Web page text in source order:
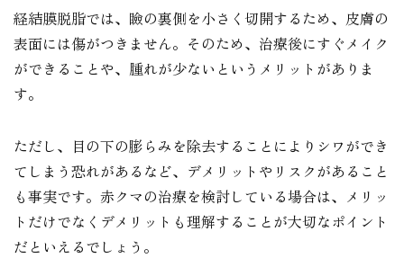
経結膜脱脂では、瞼の裏側を小さく切開するため、皮膚の
表面には傷がつきません。そのため、治療後にすぐメイク
ができることや、腫れが少ないというメリットがありま
す。
ただし、目の下の膨らみを除去することによりシワができ
てしまう恐れがあるなど、デメリットやリスクがあること
も事実です。赤クマの治療を検討している場合は、メリッ
トだけでなくデメリットも理解することが大切なポイント
だといえるでしょう。